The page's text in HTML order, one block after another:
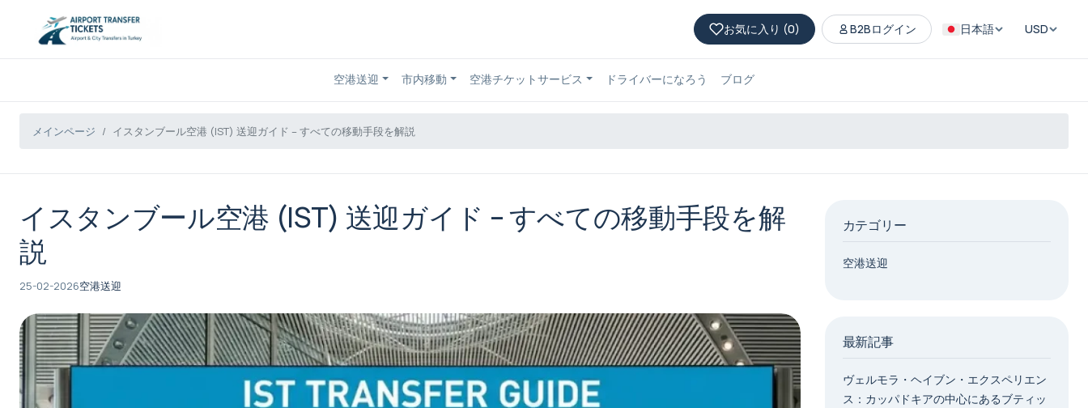
お気に入り (0) B2Bログイン 日本語 USD
空港送迎 市内移動 空港チケットサービス ドライバーになろう ブログ
メインページ イスタンブール空港 (IST) 送迎ガイド – すべての移動手段を解説
イスタンブール空港 (IST) 送迎ガイド – すべての移動手段を解
説
25-02-2026空港送迎
カテゴリー
空港送迎
最新記事
ヴェルモラ・ヘイブン・エクスペリエン
ス：カッパドキアの中心にあるブティッ